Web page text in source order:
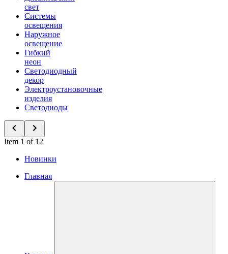
свет
Системы
освещения
Наружное
освещение
Гибкий
неон
Светодиодный
декор
Электроустановочные
изделия
Светодиоды
Item 1 of 12
Новинки
Главная